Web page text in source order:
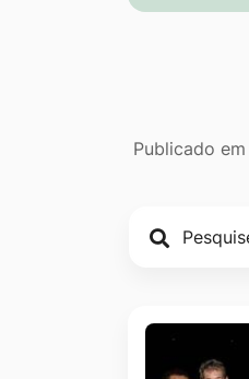
busca
para
de
Publicado em